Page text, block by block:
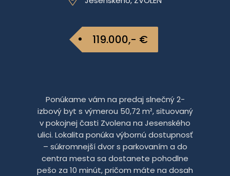
119.000,- €
Ponúkame vám na predaj slnečný 2-
izbový byt s výmerou 50,72 m², situovaný
v pokojnej časti Zvolena na Jesenského
ulici. Lokalita ponúka výbornú dostupnosť
– súkromnejší dvor s parkovaním a do
centra mesta sa dostanete pohodlne
pešo za 10 minút, pričom máte na dosah